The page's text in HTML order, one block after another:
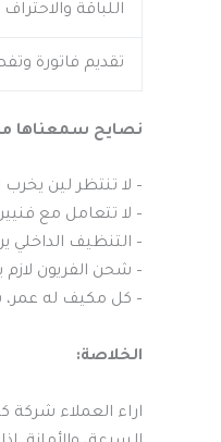
اللباقة والاحتراف
تقديم فاتورة
نصايح سمعناها من
– لا تنتظر لين
– لا تتعامل مع
– التنظيف الداخلي
– شحن الفريون
– كل مكيف له
الخلاصة:
اراء العملاء شركة